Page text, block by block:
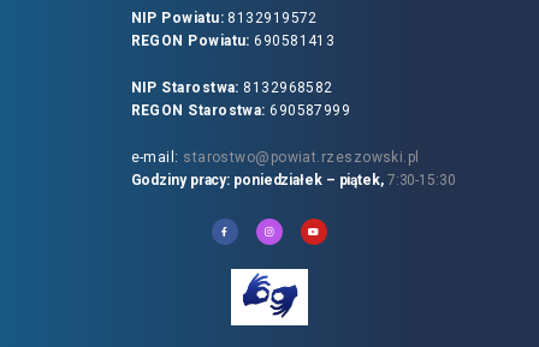
NIP Powiatu:8132919572
REGON Powiatu: 690581413
NIP Starostwa: 8132968582
REGON Starostwa: 690587999
e-mail: starostwo@powiat.rzeszowski.pl
Godziny pracy: poniedziałek – piątek, 7:30-15:30